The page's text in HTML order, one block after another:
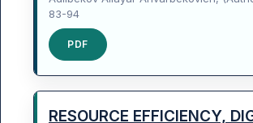
83-94
PDF
RESOURCE EFFICIENCY,